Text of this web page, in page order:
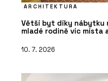
ARCHITEKTURA
Větší byt díky nábytku
mladé rodině víc místa
10. 7. 2026